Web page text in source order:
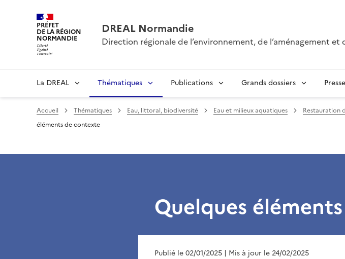
PRÉFET
DE LA RÉGION
NORMANDIE
DREAL Normandie
Direction régionale de l’environnement, de l’aménagement et
La DREAL Thématiques Publications Grands dossiers Presse
Accueil Thématiques Eau, littoral, biodiversité Eau et milieux aquatiques Restauration
éléments de contexte
Quelques
Publié le 02/01/2025 | Mis à jour le 24/02/2025